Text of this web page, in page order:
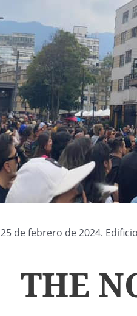
25 de febrero de 2024.
THE